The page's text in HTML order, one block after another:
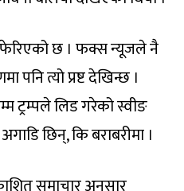
छ । फक्स न्यूजले नै
पनि त्यो प्रष्ट देखिन्छ ।
ट्रम्पले लिड गरेको स्वीङ
छिन्, कि बराबरीमा ।